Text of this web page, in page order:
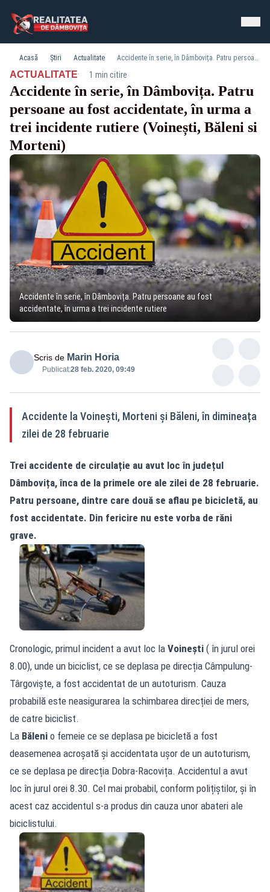
Acasă Știri Actualitate Accidente în serie, în Dâmbovița. Patru persoane au fost accidentate, în urma a trei incidente rutiere (Voinești, Băleni si Morteni)
ACTUALITATE· 1 min citire
Accidente în serie, în Dâmbovița. Patru
persoane au fost accidentate, în urma a
trei incidente rutiere (Voinești, Băleni si
Morteni)
Accidente în serie, în Dâmbovița. Patru persoane au fost
accidentate, în urma a trei incidente rutiere
Scris de Marin Horia
Publicat:28 feb. 2020, 09:49
Accidente la Voinești, Morteni și Băleni, în dimineața
zilei de 28 februarie
Trei accidente de circulație au avut loc în județul
Dâmbovița, înca de la primele ore ale zilei de 28 februarie.
Patru persoane, dintre care două se aflau pe bicicletă, au
fost accidentate. Din fericire nu este vorba de răni
grave.
Cronologic, primul incident a avut loc la Voinești ( în jurul orei
8.00), unde un biciclist, ce se deplasa pe direcția Câmpulung-
Târgoviște, a fost accidentat de un autoturism. Cauza
probabilă este neasigurarea la schimbarea direcției de mers,
de catre biciclist.
La Băleni o femeie ce se deplasa pe bicicletă a fost
deasemenea acroșată și accidentata ușor de un autoturism,
ce se deplasa pe direcția Dobra-Racovița. Accidentul a avut
loc în jurul orei 8.30. Cel mai probabil, conform polițiștilor, și în
acest caz accidentul s-a produs din cauza unor abateri ale
biciclistului.